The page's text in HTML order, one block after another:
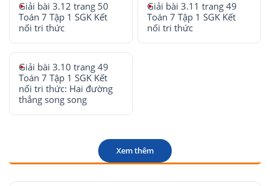
Giải bài 3.12 trang 50
Toán 7 Tập 1 SGK Kết
nối tri thức
Giải bài 3.11 trang 49
Toán 7 Tập 1 SGK Kết
nối tri thức
Giải bài 3.10 trang 49
Toán 7 Tập 1 SGK Kết
nối tri thức: Hai đường
thẳng song song
Xem thêm